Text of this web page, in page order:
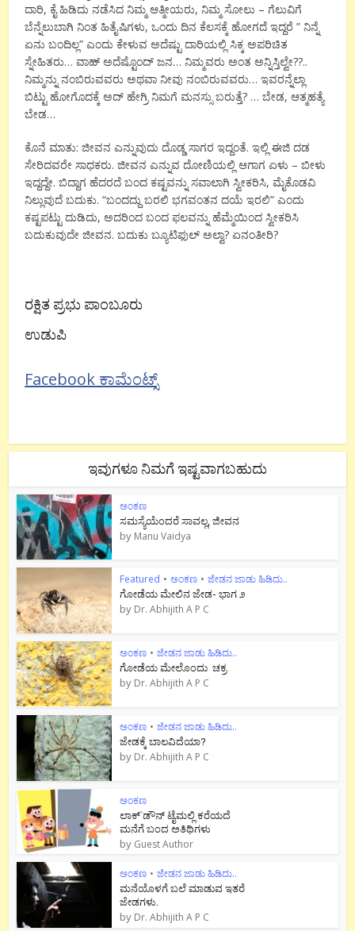
ದಾರಿ, ಕೈ ಹಿಡಿದು ನಡೆಸಿದ ನಿಮ್ಮ ಆತ್ಮೀಯರು, ನಿಮ್ಮ ಸೋಲು – ಗೆಲುವಿಗೆ
ಬೆನ್ನೆಲುಬಾಗಿ ನಿಂತ ಹಿತೈಷಿಗಳು, ಒಂದು ದಿನ ಕೆಲಸಕ್ಕೆ ಹೋಗದೆ ಇದ್ದರೆ ” ನಿನ್ನೆ
ಏನು ಬಂದಿಲ್ಲ” ಎಂದು ಕೇಳುವ ಅದೆಷ್ಟು ದಾರಿಯಲ್ಲಿ ಸಿಕ್ಕ ಅಪರಿಚಿತ
ಸ್ನೇಹಿತರು… ವಾಹ್ ಅದೆಷ್ಟೊಂದ್ ಜನ… ನಿಮ್ಮವರು ಅಂತ ಅನ್ನಿಸ್ತಿಲ್ವೇ??..
ನಿಮ್ಮನ್ನು ನಂಬಿರುವವರು ಅಥವಾ ನೀವು ನಂಬಿರುವವರು… ಇವರನ್ನೆಲ್ಲಾ
ಬಿಟ್ಟು ಹೋಗೊದಕ್ಕೆ ಅದ್ ಹೇಗ್ರಿ ನಿಮಗೆ ಮನಸ್ಸು ಬರುತ್ತೆ? … ಬೇಡ, ಆತ್ಮಹತ್ಯೆ
ಬೇಡ…
ಕೊನೆ ಮಾತು: ಜೀವನ ಎನ್ನುವುದು ದೊಡ್ಡ ಸಾಗರ ಇದ್ದಂತೆ. ಇಲ್ಲಿ ಈಜಿ ದಡ
ಸೇರಿದವರೇ ಸಾಧಕರು. ಜೀವನ ಎನ್ನುವ ದೋಣಿಯಲ್ಲಿ ಆಗಾಗ ಏಳು – ಬೀಳು
ಇದ್ದದ್ದೇ. ಬಿದ್ದಾಗ ಹೆದರದೆ ಬಂದ ಕಷ್ಟವನ್ನು ಸವಾಲಾಗಿ ಸ್ವೀಕರಿಸಿ, ಮೈಕೊಡವಿ
ನಿಲ್ಲುವುದೆ ಬದುಕು. “ಬಂದದ್ದು ಬರಲಿ ಭಗವಂತನ ದಯೆ ಇರಲಿ” ಎಂದು
ಕಷ್ಟಪಟ್ಟು ದುಡಿದು, ಅದರಿಂದ ಬಂದ ಫಲವನ್ನು ಹೆಮ್ಮೆಯಿಂದ ಸ್ವೀಕರಿಸಿ
ಬದುಕುವುದೇ ಜೀವನ. ಬದುಕು ಬ್ಯೂಟಿಫುಲ್ ಅಲ್ವಾ? ಏನಂತೀರಿ?
ರಕ್ಷಿತ ಪ್ರಭು ಪಾಂಬೂರು
ಉಡುಪಿ
Facebook ಕಾಮೆಂಟ್ಸ್
ಇವುಗಳೂ ನಿಮಗೆ ಇಷ್ಟವಾಗಬಹುದು
ಅಂಕಣ
ಸಮಸ್ಯೆಯೆಂದರೆ ಸಾವಲ್ಲ, ಜೀವನ
by Manu Vaidya
Featured • ಅಂಕಣ • ಜೇಡನ ಜಾಡು ಹಿಡಿದು..
ಗೋಡೆಯ ಮೇಲಿನ ಜೇಡ- ಭಾಗ ೨
by Dr. Abhijith A P C
ಅಂಕಣ • ಜೇಡನ ಜಾಡು ಹಿಡಿದು..
ಗೋಡೆಯ ಮೇಲೊಂದು ಚಕ್ರ
by Dr. Abhijith A P C
ಅಂಕಣ • ಜೇಡನ ಜಾಡು ಹಿಡಿದು..
ಜೇಡಕ್ಕೆ ಬಾಲವಿದೆಯಾ?
by Dr. Abhijith A P C
ಅಂಕಣ
ಲಾಕ್`ಡೌನ್ ಟೈಮಲ್ಲಿ ಕರೆಯದೆ
ಮನೆಗೆ ಬಂದ ಅತಿಥಿಗಳು
by Guest Author
ಅಂಕಣ • ಜೇಡನ ಜಾಡು ಹಿಡಿದು..
ಮನೆಯೊಳಗೆ ಬಲೆ ಮಾಡುವ ಇತರೆ
ಜೇಡಗಳು.
by Dr. Abhijith A P C